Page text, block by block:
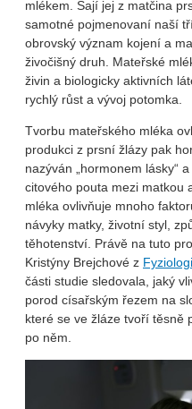
mlékem. Sají jej z matčina
samotné pojmenovaní naší
obrovský význam kojení a
živočišný druh. Mateřské
živin a biologicky aktivních
rychlý růst a vývoj potomka.
Tvorbu mateřského mléka
produkci z prsní žlázy pak
nazýván „hormonem lásky“
citového pouta mezi matkou
mléka ovlivňuje mnoho
návyky matky, životní styl,
těhotenství. Právě na tuto
Kristýny Brejchové z
části studie sledovala, jaký
porod císařským řezem na
které se ve žláze tvoří těsně
po něm.